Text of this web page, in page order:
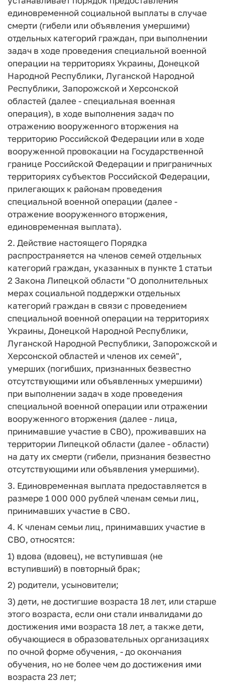
единовременной социальной выплаты в случае
смерти (гибели или объявления умершими)
отдельных категорий граждан, при выполнении
задач в ходе проведения специальной военной
операции на территориях Украины, Донецкой
Народной Республики, Луганской Народной
Республики, Запорожской и Херсонской
областей (далее - специальная военная
операция), в ходе выполнения задач по
отражению вооруженного вторжения на
территорию Российской Федерации или в ходе
вооруженной провокации на Государственной
границе Российской Федерации и приграничных
территориях субъектов Российской Федерации,
прилегающих к районам проведения
специальной военной операции (далее -
отражение вооруженного вторжения,
единовременная выплата).
2. Действие настоящего Порядка
распространяется на членов семей отдельных
категорий граждан, указанных в пункте 1 статьи
2 Закона Липецкой области "О дополнительных
мерах социальной поддержки отдельных
категорий граждан в связи с проведением
специальной военной операции на территориях
Украины, Донецкой Народной Республики,
Луганской Народной Республики, Запорожской и
Херсонской областей и членов их семей",
умерших (погибших, признанных безвестно
отсутствующими или объявленных умершими)
при выполнении задач в ходе проведения
специальной военной операции или отражении
вооруженного вторжения (далее - лица,
принимавшие участие в СВО), проживавших на
территории Липецкой области (далее - области)
на дату их смерти (гибели, признания безвестно
отсутствующими или объявления умершими).
3. Единовременная выплата предоставляется в
размере 1 000 000 рублей членам семьи лиц,
принимавших участие в СВО.
4. К членам семьи лиц, принимавших участие в
СВО, относятся:
1) вдова (вдовец), не вступившая (не
вступивший) в повторный брак;
2) родители, усыновители;
3) дети, не достигшие возраста 18 лет, или старше
этого возраста, если они стали инвалидами до
достижения ими возраста 18 лет, а также дети,
обучающиеся в образовательных организациях
по очной форме обучения, - до окончания
обучения, но не более чем до достижения ими
возраста 23 лет;